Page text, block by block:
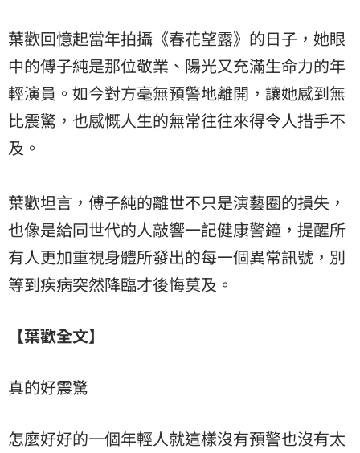
葉歡回憶起當年拍攝《春花望露》的日子，她眼
中的傅子純是那位敬業、陽光又充滿生命力的年
輕演員。如今對方毫無預警地離開，讓她感到無
比震驚，也感慨人生的無常往往來得令人措手不
及。
葉歡坦言，傅子純的離世不只是演藝圈的損失，
也像是給同世代的人敲響一記健康警鐘，提醒所
有人更加重視身體所發出的每一個異常訊號，別
等到疾病突然降臨才後悔莫及。
【葉歡全文】
真的好震驚
怎麼好好的一個年輕人就這樣沒有預警也沒有太